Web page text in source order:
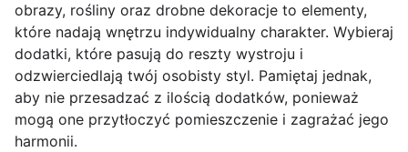
obrazy, rośliny oraz drobne dekoracje to elementy,
które nadają wnętrzu indywidualny charakter. Wybieraj
dodatki, które pasują do reszty wystroju i
odzwierciedlają twój osobisty styl. Pamiętaj jednak,
aby nie przesadzać z ilością dodatków, ponieważ
mogą one przytłoczyć pomieszczenie i zagrażać jego
harmonii.